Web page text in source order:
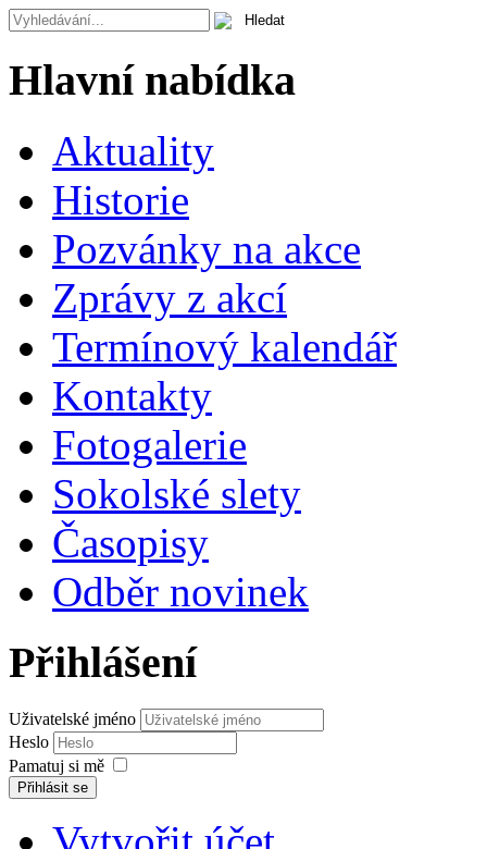
Hlavní nabídka
Aktuality
Historie
Pozvánky na akce
Zprávy z akcí
Termínový kalendář
Kontakty
Fotogalerie
Sokolské slety
Časopisy
Odběr novinek
Přihlášení
Uživatelské jméno
Heslo
Pamatuj si mě
Přihlásit se